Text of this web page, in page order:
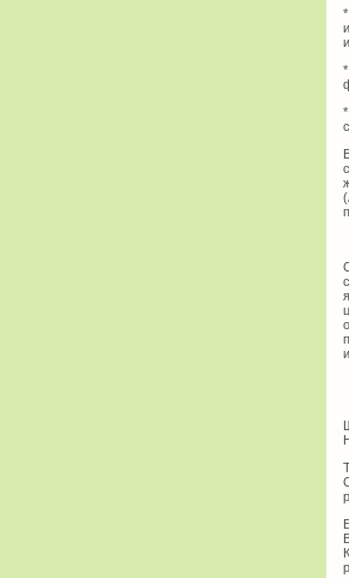
*
*
*